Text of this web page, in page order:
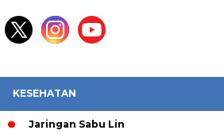
KESEHATAN
Jaringan Sabu Lintas Provinsi